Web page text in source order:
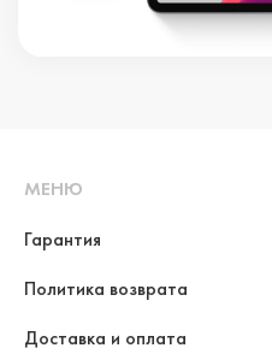
МЕНЮ
Гарантия
Политика возврата
Доставка и оплата